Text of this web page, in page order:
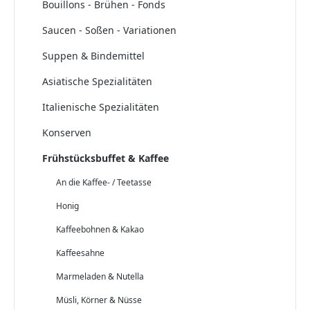
Bouillons - Brühen - Fonds
Saucen - Soßen - Variationen
Suppen & Bindemittel
Asiatische Spezialitäten
Italienische Spezialitäten
Konserven
Frühstücksbuffet & Kaffee
An die Kaffee- / Teetasse
Honig
Kaffeebohnen & Kakao
Kaffeesahne
Marmeladen & Nutella
Müsli, Körner & Nüsse